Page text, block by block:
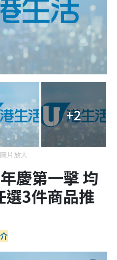
+2
片放大
慶第一擊均
選3件商品推